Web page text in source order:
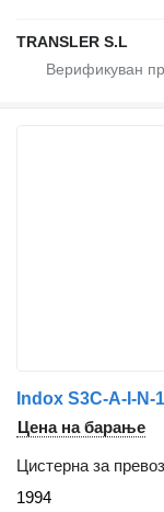
TRANSLER S.L
Indox S3C-A-I-N-
Цена на барање
Цистерна за
1994